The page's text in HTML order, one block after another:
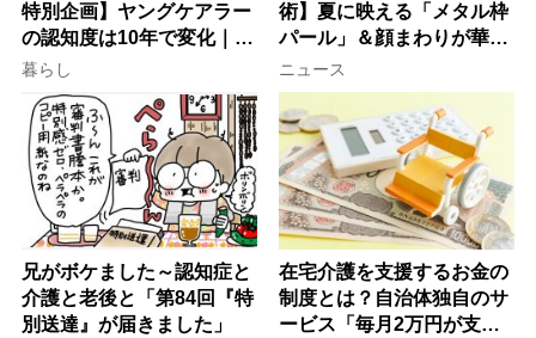
特別企画】ヤングケアラー
の認知度は10年で変化｜流
行語大賞にノミネート、法
律にも明記されたが果たし
て現在は？
暮らし
術】夏に映える「メタル枠
パール」＆顔まわりが華や
ぐ「揺れる一粒」の使い分
け方
ニュース
兄がボケました～認知症と
介護と老後と「第84回『特
別送達』が届きました」
在宅介護を支援するお金の
制度とは？自治体独自のサ
ービス「毎月2万円が支給